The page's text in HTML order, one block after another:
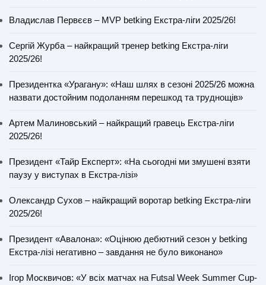
Владислав Первєєв – MVP betking Екстра-ліги 2025/26!
Сергій Журба – найкращий тренер betking Екстра-ліги
2025/26!
Президентка «Урагану»: «Наш шлях в сезоні 2025/26 можна
назвати достойним подоланням перешкод та труднощів»
Артем Малиновський – найкращий гравець Екстра-ліги
2025/26!
Президент «Тайр Експерт»: «На сьогодні ми змушені взяти
паузу у виступах в Екстра-лізі»
Олександр Сухов – найкращий воротар betking Екстра-ліги
2025/26!
Президент «Авалона»: «Оцінюю дебютний сезон у betking
Екстра-лізі негативно – завдання не було виконано»
Ігор Москвичов: «У всіх матчах на Futsal Week Summer Cup-